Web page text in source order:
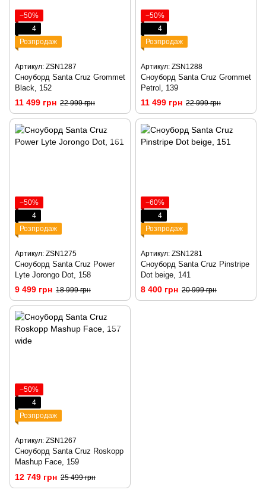
−50%
4
Розпродаж
Артикул: ZSN1287
Сноуборд Santa Cruz Grommet
Black, 152
11 499 грн 22 999 грн
−50%
4
Розпродаж
Артикул: ZSN1288
Сноуборд Santa Cruz Grommet
Petrol, 139
11 499 грн 22 999 грн
−50%
4
Розпродаж
Артикул: ZSN1275
Сноуборд Santa Cruz Power
Lyte Jorongo Dot, 158
9 499 грн 18 999 грн
−60%
4
Розпродаж
Артикул: ZSN1281
Сноуборд Santa Cruz Pinstripe
Dot beige, 141
8 400 грн 20 999 грн
−50%
4
Розпродаж
Артикул: ZSN1267
Сноуборд Santa Cruz Roskopp
Mashup Face, 159
12 749 грн 25 499 грн